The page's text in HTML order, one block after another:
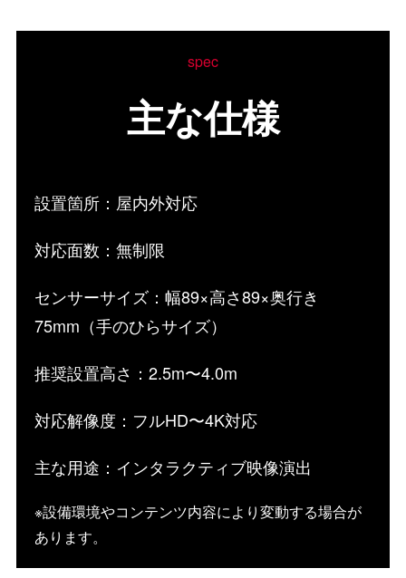
spec
主な仕様
設置箇所：屋内外対応
対応面数：無制限
センサーサイズ：幅89×高さ89×奥行き
75mm（手のひらサイズ）
推奨設置高さ：2.5m〜4.0m
対応解像度：フルHD〜4K対応
主な用途：インタラクティブ映像演出
※設備環境やコンテンツ内容により変動する場合が
あります。